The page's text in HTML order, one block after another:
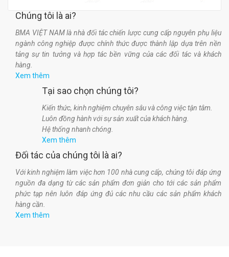
Chúng tôi là ai?
BMA VIỆT NAM là nhà đối tác chiến lược cung cấp nguyên phụ liệu
ngành công nghiệp được chính thức được thành lập dựa trên nền
tảng sự tin tưởng và hợp tác bền vững của các đối tác và khách
hàng.
Xem thêm
Tại sao chọn chúng tôi?
Kiến thức, kinh nghiệm chuyên sâu và công việc tận tâm.
Luôn đồng hành với sự sản xuất của khách hàng.
Hệ thống nhanh chóng.
Xem thêm
Đối tác của chúng tôi là ai?
Với kinh nghiệm làm việc hơn 100 nhà cung cấp, chúng tôi đáp ứng
nguồn đa dạng từ các sản phẩm đơn giản cho tới các sản phẩm
phức tạp nên luôn đáp ứng đủ các nhu cầu các sản phẩm khách
hàng cần.
Xem thêm